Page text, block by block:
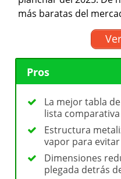
más baratas del
Pros
La mejor tabla
lista comparativa
Estructura
vapor para
Dimensiones
plegada detrás